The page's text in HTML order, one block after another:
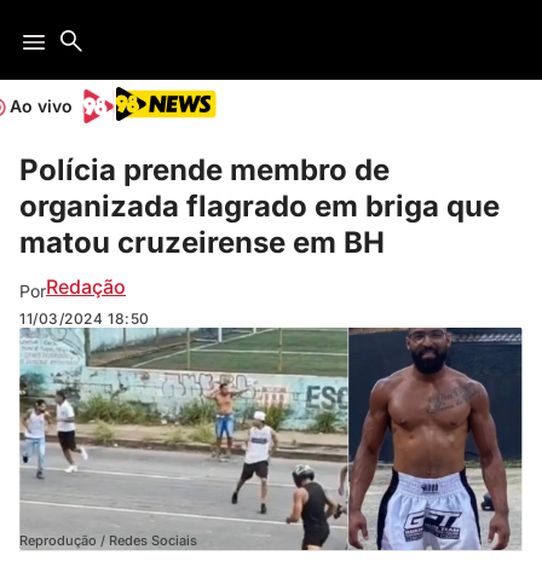
Ao vivo
Polícia prende membro de
organizada flagrado em briga que
matou cruzeirense em BH
PorRedação
11/03/2024 18:50
Reprodução / Redes Sociais